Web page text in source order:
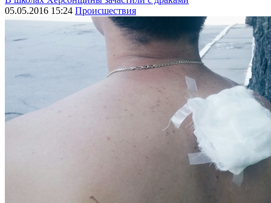
05.05.2016 15:24 Происшествия